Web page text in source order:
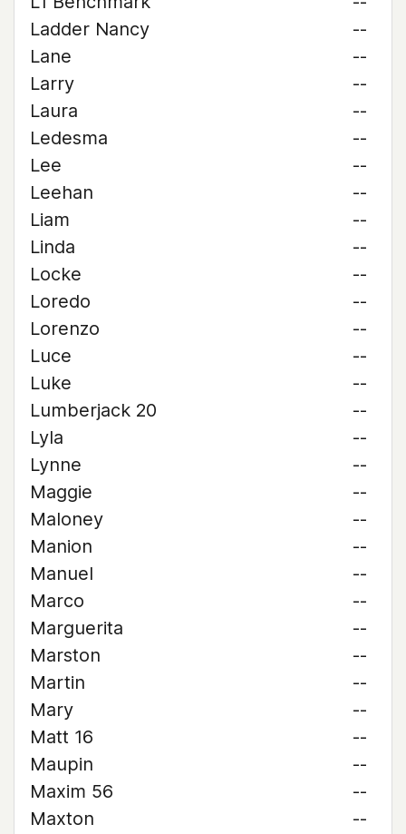
Ladder Nancy
--
Lane
--
Larry
--
Laura
--
Ledesma
--
Lee
--
Leehan
--
Liam
--
Linda
--
Locke
--
Loredo
--
Lorenzo
--
Luce
--
Luke
--
Lumberjack 20
--
Lyla
--
Lynne
--
Maggie
--
Maloney
--
Manion
--
Manuel
--
Marco
--
Marguerita
--
Marston
--
Martin
--
Mary
--
Matt 16
--
Maupin
--
Maxim 56
--
Maxton
--